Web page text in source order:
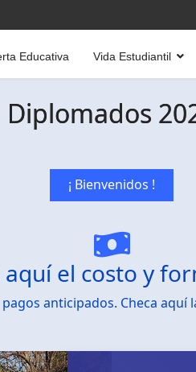
Educativa Vida Estudiantil
Diplomados
¡ Bienvenidos !
el costo y
anticipados. Checa aquí